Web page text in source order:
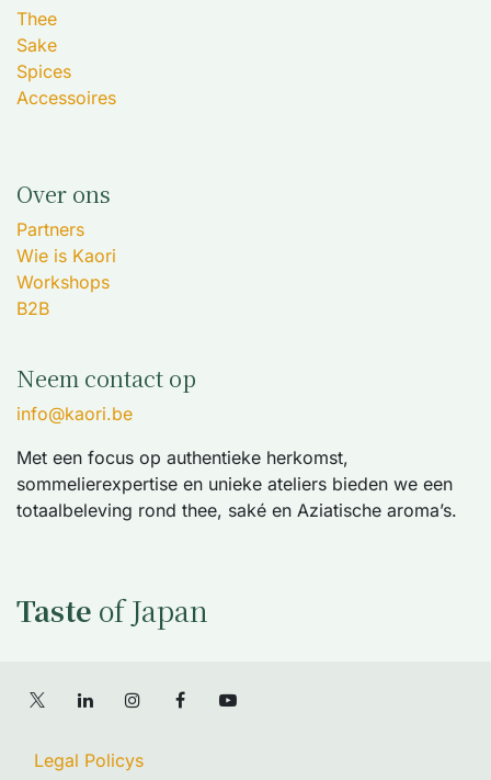
Thee
Sake
Spices
Accessoires
Over ons
Partners
Wie is Kaori
Workshops
B2B
Neem contact op
info@kaori.be
Met een focus op authentieke herkomst,
sommelierexpertise en unieke ateliers bieden we een
totaalbeleving rond thee, saké en Aziatische aroma’s.
Taste of Japan
Legal Policys